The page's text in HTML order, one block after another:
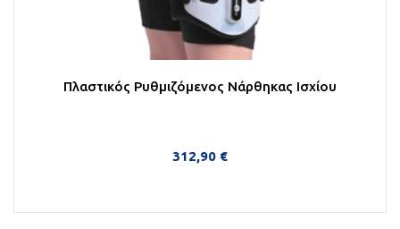
Πλαστικός Ρυθμιζόμενος Νάρθηκας Ισχίου
312,90 €